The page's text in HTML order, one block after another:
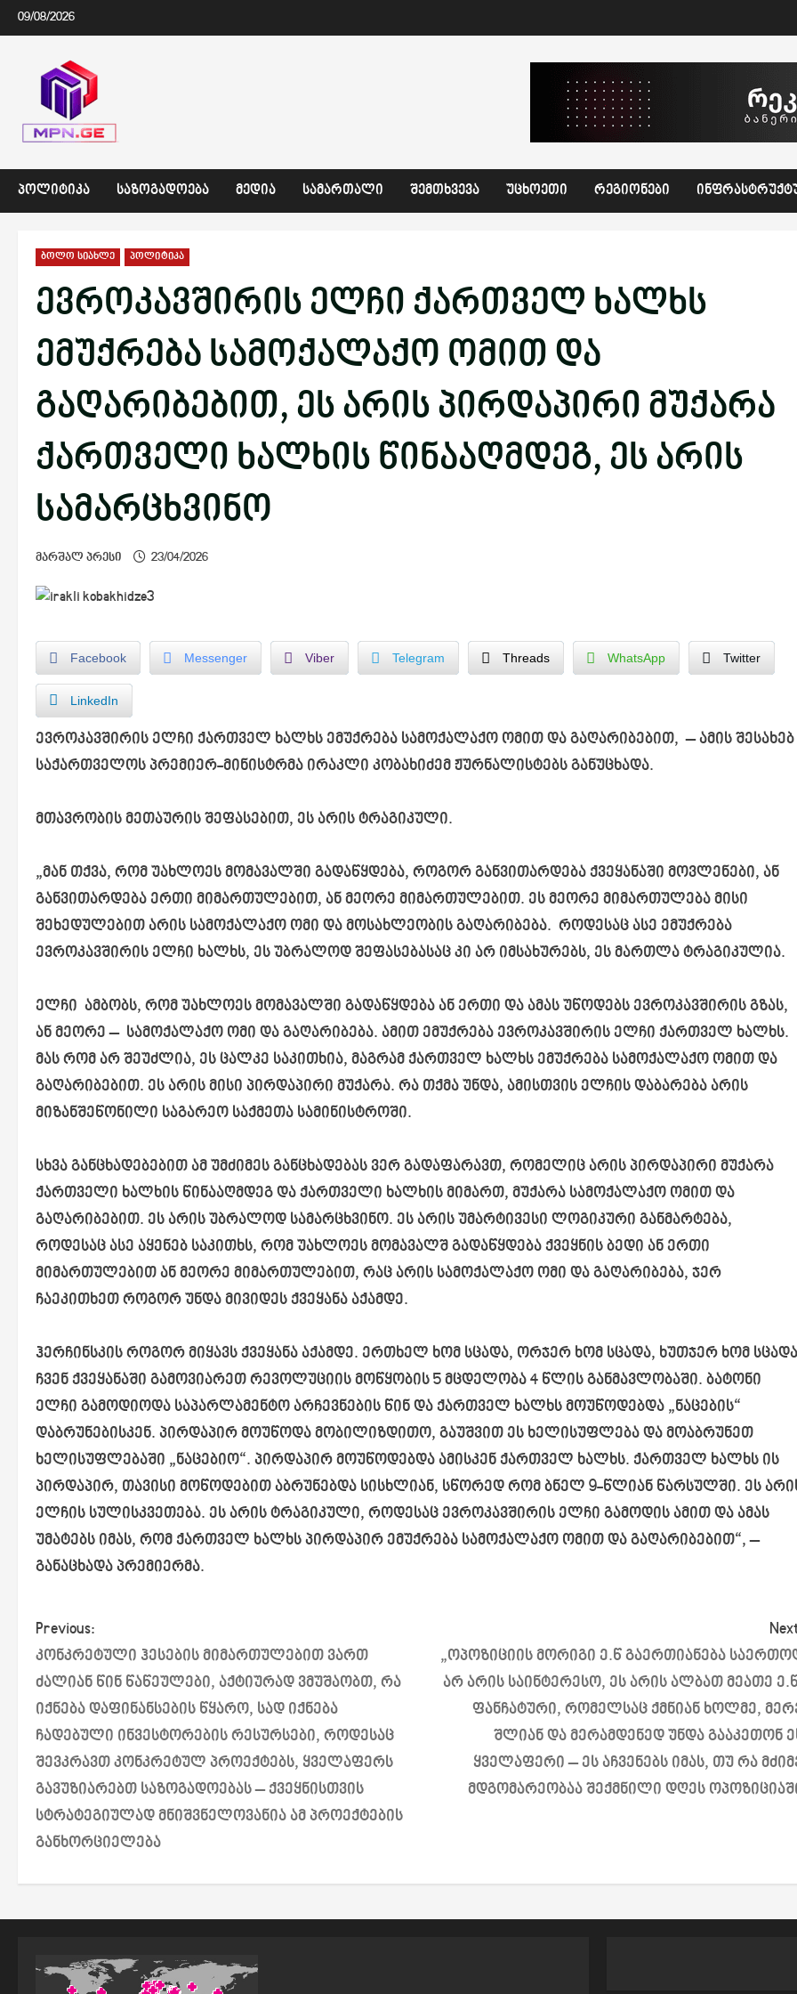
Skip
to
09/08/2026
ᲞᲝᲚᲘᲢᲘᲙᲐ ᲡᲐᲖᲝᲒᲐᲓᲝᲔᲑᲐ ᲛᲔᲓᲘᲐ ᲡᲐᲛᲐᲠᲗᲐᲚᲘ ᲨᲔᲛᲗᲮᲕᲔᲕᲐ ᲣᲪᲮᲝᲔᲗᲘ ᲠᲔᲒᲘᲝᲜᲔᲑᲘ
ბოლო სიახლე პოლიტიკა
ევროკავშირის ელჩი ქართველ ხალხს
ემუქრება სამოქალაქო ომით და
გაღარიბებით, ეს არის პირდაპირი მუქარა
ქართველი ხალხის წინააღმდეგ, ეს არის
სამარცხვინო
მარშალ პრესი 23/04/2026
Facebook Messenger Viber Telegram Threads WhatsApp Twitter
LinkedIn
ევროკავშირის ელჩი ქართველ ხალხს ემუქრება სამოქალაქო ომით და გაღარიბებით, – ამის შესახებ
საქართველოს პრემიერ-მინისტრმა ირაკლი კობახიძემ ჟურნალისტებს განუცხადა.
მთავრობის მეთაურის შეფასებით, ეს არის ტრაგიკული.
„მან თქვა, რომ უახლოეს მომავალში გადაწყდება, როგორ განვითარდება ქვეყანაში მოვლენები, ან
განვითარდება ერთი მიმართულებით, ან მეორე მიმართულებით. ეს მეორე მიმართულება მისი
შეხედულებით არის სამოქალაქო ომი და მოსახლეობის გაღარიბება. როდესაც ასე ემუქრება
ევროკავშირის ელჩი ხალხს, ეს უბრალოდ შეფასებასაც კი არ იმსახურებს, ეს მართლა ტრაგიკულია.
ელჩი ამბობს, რომ უახლოეს მომავალში გადაწყდება ან ერთი და ამას უწოდებს ევროკავშირის გზას,
ან მეორე – სამოქალაქო ომი და გაღარიბება. ამით ემუქრება ევროკავშირის ელჩი ქართველ ხალხს.
მას რომ არ შეუძლია, ეს ცალკე საკითხია, მაგრამ ქართველ ხალხს ემუქრება სამოქალაქო ომით და
გაღარიბებით. ეს არის მისი პირდაპირი მუქარა. რა თქმა უნდა, ამისთვის ელჩის დაბარება არის
მიზანშეწონილი საგარეო საქმეთა სამინისტროში.
სხვა განცხადებებით ამ უმძიმეს განცხადებას ვერ გადაფარავთ, რომელიც არის პირდაპირი მუქარა
ქართველი ხალხის წინააღმდეგ და ქართველი ხალხის მიმართ, მუქარა სამოქალაქო ომით და
გაღარიბებით. ეს არის უბრალოდ სამარცხვინო. ეს არის უმარტივესი ლოგიკური განმარტება,
როდესაც ასე აყენებ საკითხს, რომ უახლოეს მომავალშ გადაწყდება ქვეყნის ბედი ან ერთი
მიმართულებით ან მეორე მიმართულებით, რაც არის სამოქალაქო ომი და გაღარიბება, ჯერ
ჩაეკითხეთ როგორ უნდა მივიდეს ქვეყანა აქამდე.
ჰერჩინსკის როგორ მიყავს ქვეყანა აქამდე. ერთხელ ხომ სცადა, ორჯერ ხომ სცადა, ხუთჯერ ხომ
ჩვენ ქვეყანაში გამოვიარეთ რევოლუციის მოწყობის 5 მცდელობა 4 წლის განმავლობაში. ბატონი
ელჩი გამოდიოდა საპარლამენტო არჩევნების წინ და ქართველ ხალხს მოუწოდებდა „ნაცების“
დაბრუნებისკენ. პირდაპირ მოუწოდა მობილიზდითო, გაუშვით ეს ხელისუფლება და მოაბრუნეთ
ხელისუფლებაში „ნაცებიო“. პირდაპირ მოუწოდებდა ამისკენ ქართველ ხალხს. ქართველ ხალხს ის
პირდაპირ, თავისი მოწოდებით აბრუნებდა სისხლიან, სწორედ რომ ბნელ 9-წლიან წარსულში. ეს
ელჩის სულისკვეთება. ეს არის ტრაგიკული, როდესაც ევროკავშირის ელჩი გამოდის ამით და ამას
უმატებს იმას, რომ ქართველ ხალხს პირდაპირ ემუქრება სამოქალაქო ომით და გაღარიბებით“, –
განაცხადა პრემიერმა.
P
o
s
t
n
a
a
Previous:
კონკრეტული ჰესების მიმართულებით ვართ
ძალიან წინ წაწეულები, აქტიურად ვმუშაობთ, რა
იქნება დაფინანსების წყარო, სად იქნება
ჩადებული ინვესტორების რესურსები, როდესაც
შევკრავთ კონკრეტულ პროექტებს, ყველაფერს
გავუზიარებთ საზოგადოებას – ქვეყნისთვის
სტრატეგიულად მნიშვნელოვანია ამ პროექტების
განხორციელება
„ოპოზიციის მორიგი ე.წ გაერთიანება
არ არის საინტერესო, ეს არის ალბათ მეათე
ფანჩატური, რომელსაც ქმნიან ხოლმე,
შლიან და მერამდენედ უნდა გააკეთონ
ყველაფერი – ეს აჩვენებს იმას, თუ რა
მდგომარეობაა შექმნილი დღეს